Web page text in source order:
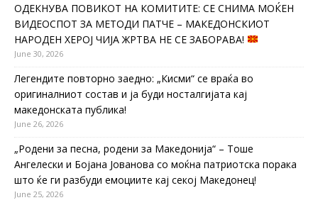
ОДЕКНУВА ПОВИКОТ НА КОМИТИТЕ: СЕ СНИМА МОЌЕН
ВИДЕОСПОТ ЗА МЕТОДИ ПАТЧЕ – МАКЕДОНСКИОТ
НАРОДЕН ХЕРОЈ ЧИЈА ЖРТВА НЕ СЕ ЗАБОРАВА!
June 30, 2026
Легендите повторно заедно: „Кисми“ се враќа во
оригиналниот состав и ја буди носталгијата кај
македонската публика!
June 26, 2026
„Родени за песна, родени за Македонија“ – Тоше
Ангелески и Бојана Јованова со моќна патриотска порака
што ќе ги разбуди емоциите кај секој Македонец!
June 25, 2026